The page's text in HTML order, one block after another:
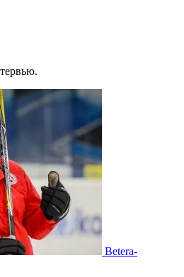
Betera-